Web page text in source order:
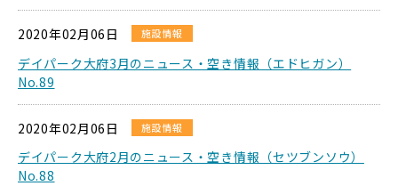
2020年02月06日 施設情報
デイパーク大府3月のニュース・空き情報（エドヒガン）
No.89
2020年02月06日 施設情報
デイパーク大府2月のニュース・空き情報（セツブンソウ）
No.88